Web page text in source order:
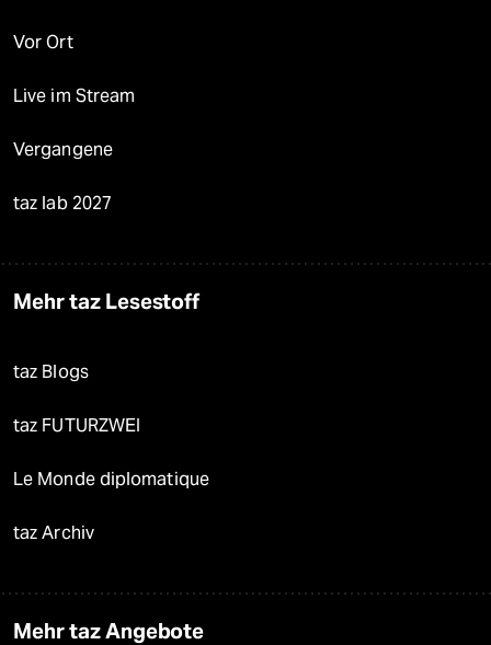
Vor Ort
Live im Stream
Vergangene
taz lab 2027
Mehr taz Lesestoff
taz Blogs
taz FUTURZWEI
Le Monde diplomatique
taz Archiv
Mehr taz Angebote